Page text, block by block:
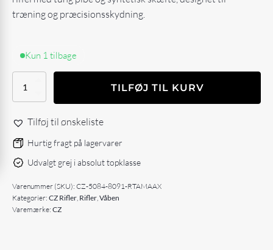
træning og præcisionsskydning.
Kun 1 tilbage
SYNTHETIC
.22lr
antal
TILFØJ TIL KURV
Tilføj til ønskeliste
Hurtig fragt på lagervarer
Udvalgt grej i absolut topklasse
Varenummer (SKU): CZ-5084-8091-RTAMAAX
Kategorier: CZ Rifler Rifler Våben
Varemærke: CZ